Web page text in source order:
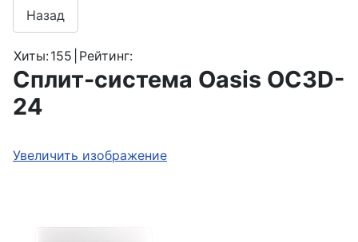
Хиты:155 Рейтинг:
Сплит-система Oasis OC3D-
24
Увеличить изображение